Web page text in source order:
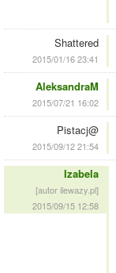
Shattered
2015/01/16 23:41
AleksandraM
2015/07/21 16:02
Pistacj@
2015/09/12 21:54
Izabela
[autor ilewazy.pl]
2015/09/15 12:58